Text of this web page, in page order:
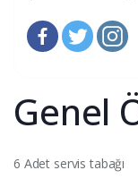
Genel
6 Adet servis tabağı